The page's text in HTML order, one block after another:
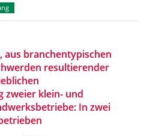
aus branchentypischen
resultierender
zweier klein- und
In zwei